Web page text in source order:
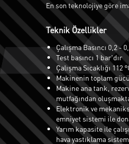
En son teknolojiye göre
Teknik Özellikler
Çalışma Basıncı 0,2 -
Test basıncı 1 bar'dır
Çalışma Sıcaklığı 112
Makinenin toplam
Makine ana tank,
mutfağından
Elektronik ve
emniyet sistemi ile
Yarım kapasite ile
hava yastıklama